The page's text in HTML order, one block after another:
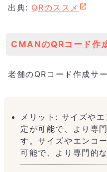
出典: QRのススメ
CMANのQRコード作
老舗のQRコード作成サ
メリット: サイズや
定が可能で、より専
す。サイズやエンコ
可能で、より専門的